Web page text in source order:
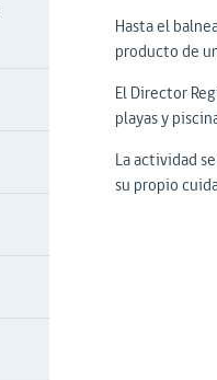
Hasta el
producto de
El Director
playas y
La actividad
su propio